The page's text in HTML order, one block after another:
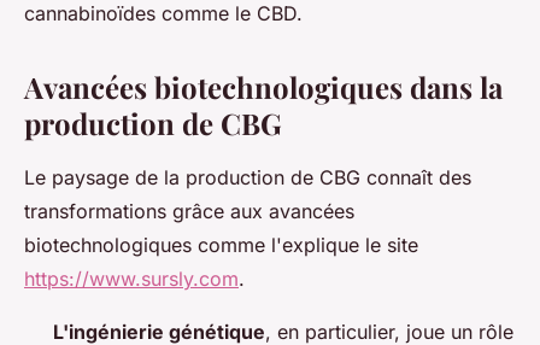
cannabinoïdes comme le CBD.
Avancées biotechnologiques dans la
production de CBG
Le paysage de la production de CBG connaît des
transformations grâce aux avancées
biotechnologiques comme l'explique le site
https://www.sursly.com.
L'ingénierie génétique, en particulier, joue un rôle